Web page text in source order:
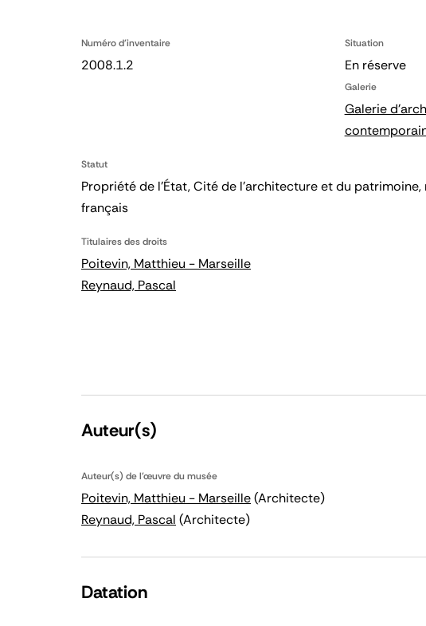
Numéro d'inventaire
2008.1.2
Situation
En réserve
Galerie
Galerie
Statut
Propriété de l’État, Cité de l’architecture et du
français
Titulaires des droits
Poitevin, Matthieu - Marseille
Reynaud, Pascal
Auteur(s)
Auteur(s) de l'œuvre du musée
Poitevin, Matthieu - Marseille(Architecte)
Reynaud, Pascal (Architecte)
Datation